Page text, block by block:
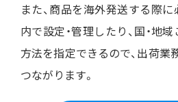
また、商品を海外発送する際
内で設定・管理したり、国・地
方法を指定できるので、出荷業
つながります。